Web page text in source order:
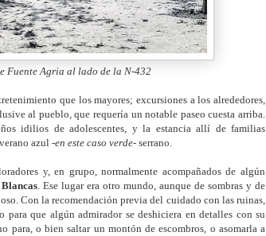
Fuente Agria al lado de la N-432
que los mayores; excursiones a los alrededores,
al pueblo, que requería un notable paseo cuesta arriba.
idilios de adolescentes, y la estancia allí de familias
azul-en este caso verde- serrano.
y, en grupo, normalmente acompañados de algún
Blancas. Ese lugar era otro mundo, aunque de sombras y de
Con la recomendación previa del cuidado con las ruinas,
para que algún admirador se deshiciera en detalles con su
para, o bien saltar un montón de escombros, o asomarla a